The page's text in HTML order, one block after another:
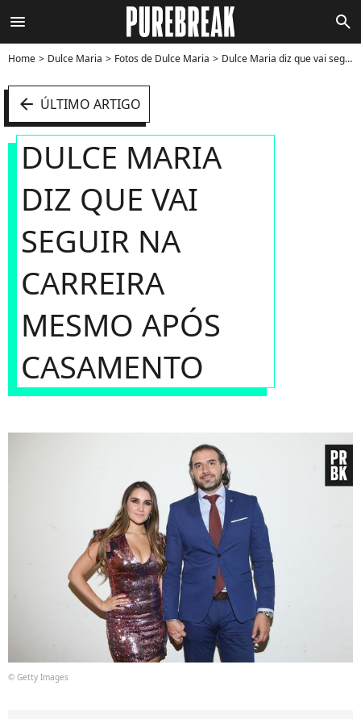
menu search
Home Dulce Maria Fotos de Dulce Maria Dulce Maria diz que vai seguir na carreira mesmo após casamento - Foto
arrow_left ÚLTIMO ARTIGO
DULCE MARIA
DIZ QUE VAI
SEGUIR NA
CARREIRA
MESMO APÓS
CASAMENTO
© Getty Images